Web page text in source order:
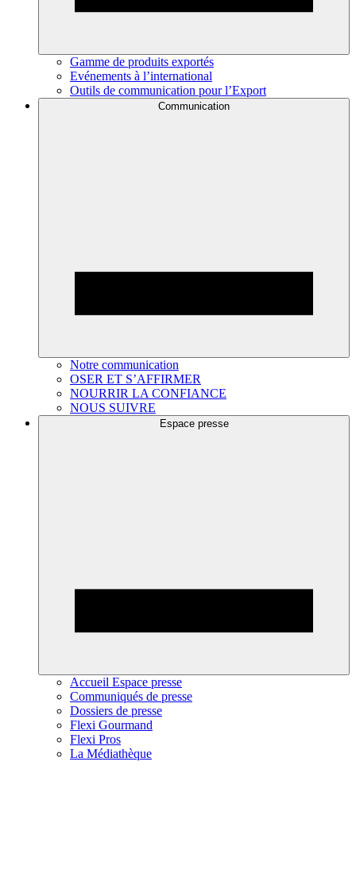
Gamme de produits exportés
Evénements à l’international
Outils de communication pour l’Export
Communication
Notre communication
OSER ET S’AFFIRMER
NOURRIR LA CONFIANCE
NOUS SUIVRE
Espace presse
Accueil Espace presse
Communiqués de presse
Dossiers de presse
Flexi Gourmand
Flexi Pros
La Médiathèque